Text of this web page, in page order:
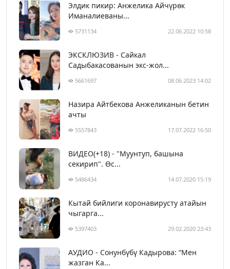
Элдик пикир: Анжелика Айчүрөк
Иманалиеваны...
5731134 22.06.2022 10:58
ЭКСКЛЮЗИВ - Сайкал
Садыбакасованын экс-жол...
5661697 08.06.2023 14:02
Назира Айтбекова Анжеликанын бетин
ачты
5557843 17.07.2022 16:50
ВИДЕО(+18) - "Муунтуп, башына
секирип". Өс...
5486434 14.07.2020 15:19
Кытай бийлиги коронавирусту атайын
чыгарга...
5397403 29.02.2020 23:43
АУДИО - Сонунбүбү Кадырова: “Мен
жазган Ка...